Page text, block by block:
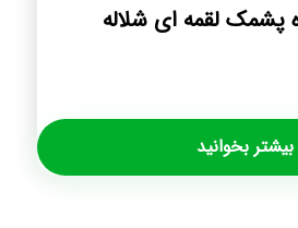
پشمک لقمه ای شلاله
بیشتر بخوانید